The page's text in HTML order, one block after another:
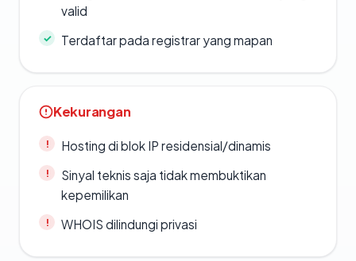
valid
Terdaftar pada registrar yang mapan
Kekurangan
Hosting di blok IP residensial/dinamis
Sinyal teknis saja tidak membuktikan
kepemilikan
WHOIS dilindungi privasi